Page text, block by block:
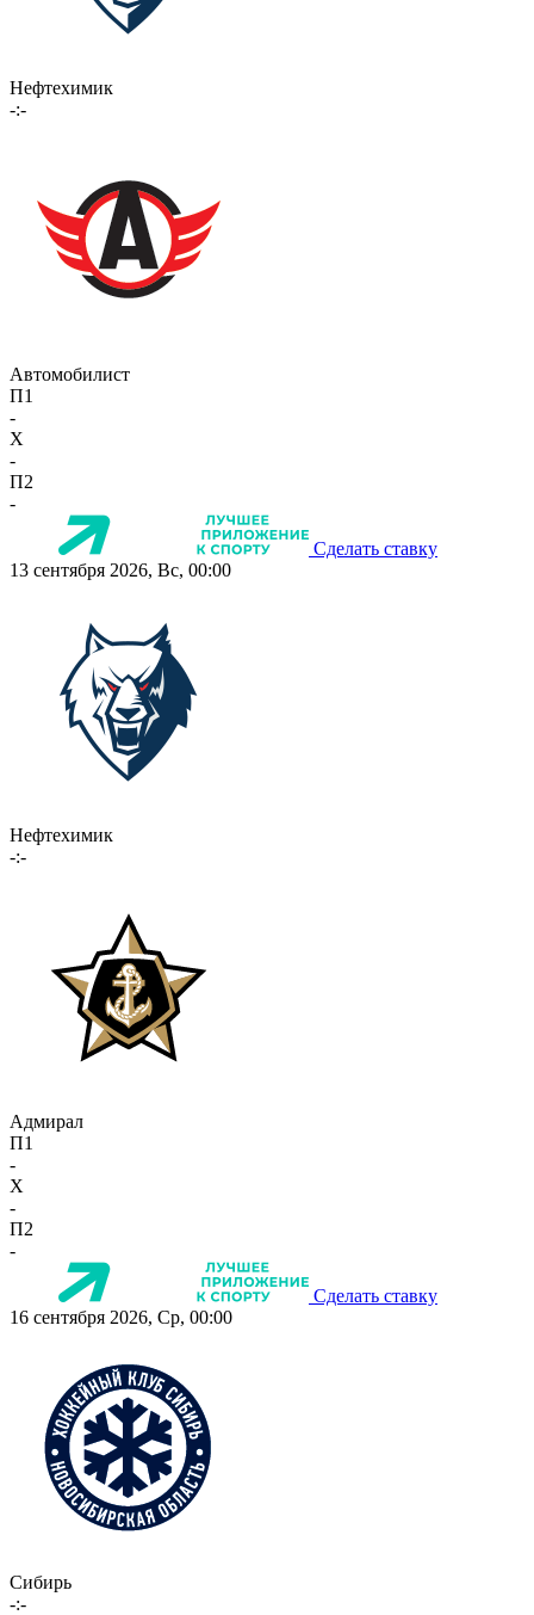
Нефтехимик
-:-
Автомобилист
П1
-
X
-
П2
-
Сделать ставку
13 сентября 2026, Вс, 00:00
Нефтехимик
-:-
Адмирал
П1
-
X
-
П2
-
Сделать ставку
16 сентября 2026, Ср, 00:00
Сибирь
-:-